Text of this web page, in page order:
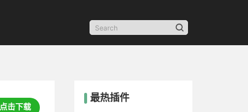
点击下载
最热插件